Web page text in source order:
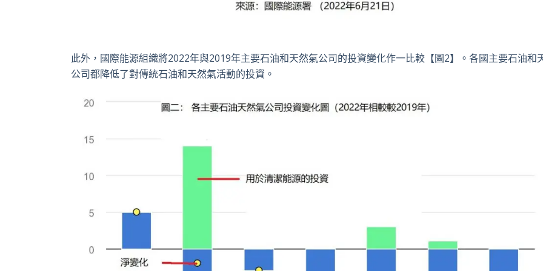
此外，國際能源組織將2022年與2019年主要石油和天然氣公司的投資變化作一比較【圖2】。各國主要石油和
公司都降低了對傳統石油和天然氣活動的投資。